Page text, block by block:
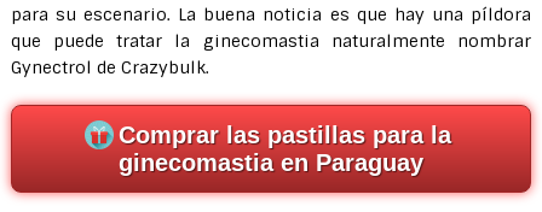
para su escenario. La buena noticia es que hay una píldora
que puede tratar la ginecomastia naturalmente nombrar
Gynectrol de Crazybulk.
Comprar las pastillas para la
ginecomastia en Paraguay